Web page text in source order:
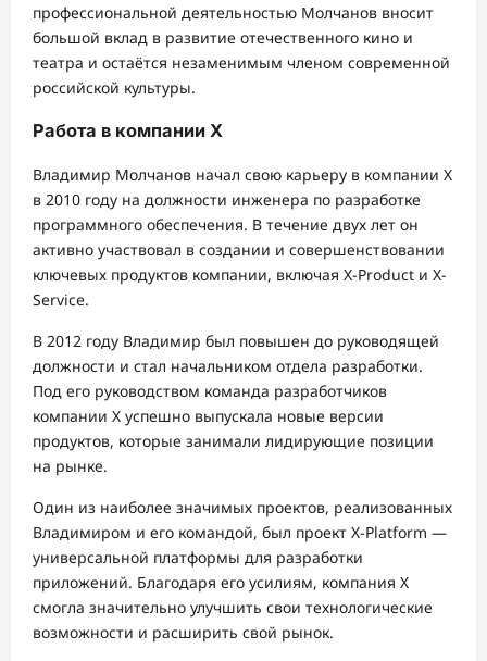
профессиональной деятельностью Молчанов вносит
большой вклад в развитие отечественного кино и
театра и остаётся незаменимым членом современной
российской культуры.
Работа в компании X
Владимир Молчанов начал свою карьеру в компании X
в 2010 году на должности инженера по разработке
программного обеспечения. В течение двух лет он
активно участвовал в создании и совершенствовании
ключевых продуктов компании, включая X-Product и X-
Service.
В 2012 году Владимир был повышен до руководящей
должности и стал начальником отдела разработки.
Под его руководством команда разработчиков
компании X успешно выпускала новые версии
продуктов, которые занимали лидирующие позиции
на рынке.
Один из наиболее значимых проектов, реализованных
Владимиром и его командой, был проект X-Platform —
универсальной платформы для разработки
приложений. Благодаря его усилиям, компания X
смогла значительно улучшить свои технологические
возможности и расширить свой рынок.